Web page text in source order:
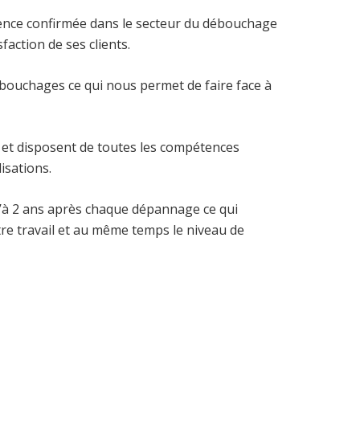
confirmée dans le secteur du débouchage
de ses clients.
ce qui nous permet de faire face à
disposent de toutes les compétences
2 ans après chaque dépannage ce qui
travail et au même temps le niveau de